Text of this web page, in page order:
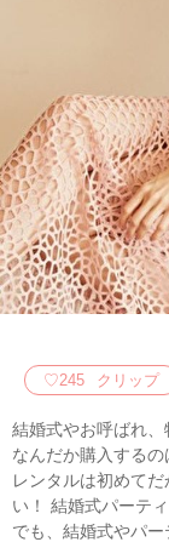
♡245 クリップ
結婚式やお呼ばれ
なんだか購入する
レンタルは初めて
い！ 結婚式パーテ
でも、結婚式やパ